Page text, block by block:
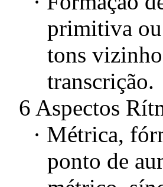
primitiva ou
tons
transcrição.
6 Aspectos
· Métrica,
ponto de